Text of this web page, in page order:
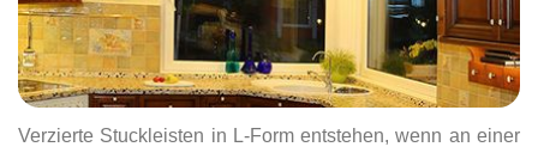
Verzierte Stuckleisten in L-Form entstehen, wenn an einer